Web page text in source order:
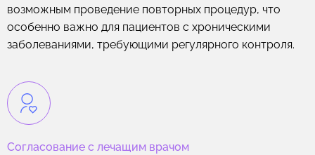
возможным проведение повторных процедур, что
особенно важно для пациентов с хроническими
заболеваниями, требующими регулярного контроля.
Согласование с лечащим врачом